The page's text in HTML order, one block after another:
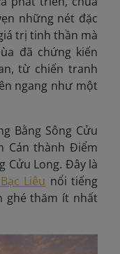
những nét đặc
trị tinh thần mà
đã chứng kiến
từ chiến tranh
ngang như một
Bằng Sông Cửu
Cán thành Điểm
Cửu Long. Đây là
Liêu nổi tiếng
ghé thăm ít nhất